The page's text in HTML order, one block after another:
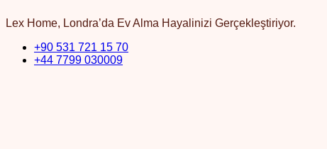
Lex Home, Londra’da Ev Alma Hayalinizi Gerçekleştiriyor.
+90 531 721 15 70
+44 7799 030009